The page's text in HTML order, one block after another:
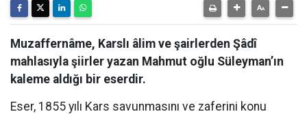
Muzaffernâme, Karslı âlim ve şairlerden Şâdî
mahlasıyla şiirler yazan Mahmut oğlu Süleyman’ın
kaleme aldığı bir eserdir.
Eser, 1855 yılı Kars savunmasını ve zaferini konu